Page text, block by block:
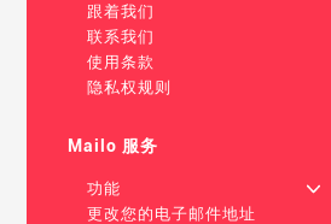
跟着我们
联系我们
使用条款
隐私权规则
Mailo 服务
功能
+
更改您的电子邮件地址